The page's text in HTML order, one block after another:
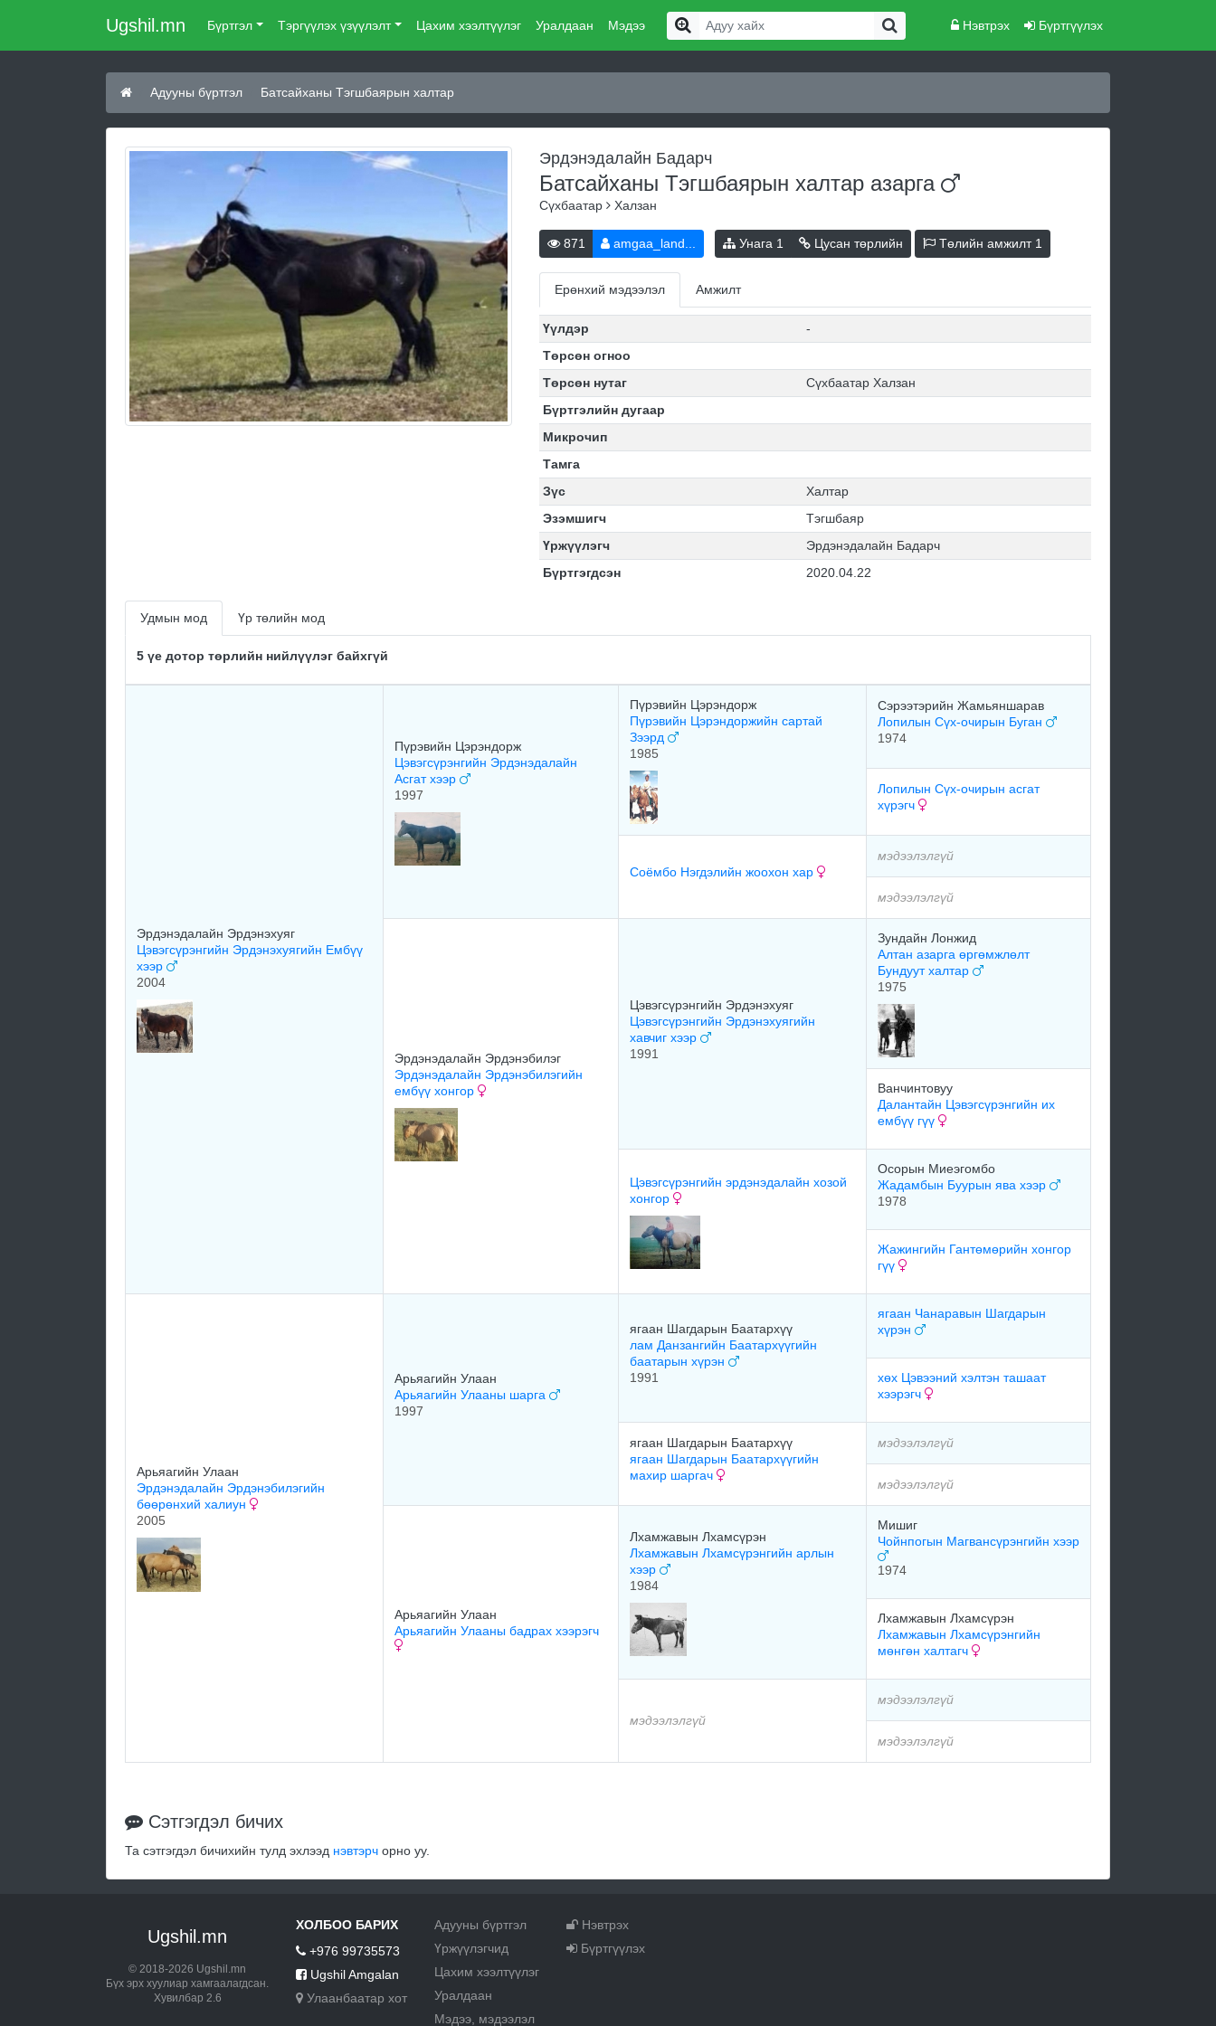
Ugshil.mn Бүртгэл Тэргүүлэх үзүүлэлт Цахим хээлтүүлэг Уралдаан Мэдээ Нэвтрэх Бүртгүүлэх
Адууны бүртгэл Батсайханы Тэгшбаярын халтар
Эрдэнэдалайн Бадарч
Батсайханы Тэгшбаярын халтар азарга
Сүхбаатар Халзан
871 amgaa_land... Унага 1 Цусан төрлийн Төлийн амжилт 1
Ерөнхий мэдээлэл Амжилт
Үүлдэр
-
Төрсөн огноо
Төрсөн нутаг
Сүхбаатар Халзан
Бүртгэлийн дугаар
Микрочип
Тамга
Зүс
Халтар
Эзэмшигч
Тэгшбаяр
Үржүүлэгч
Эрдэнэдалайн Бадарч
Бүртгэгдсэн
2020.04.22
Удмын мод Үр төлийн мод
5 үе дотор төрлийн нийлүүлэг байхгүй
Эрдэнэдалайн Эрдэнэхуяг
Цэвэгсүрэнгийн Эрдэнэхуягийн Ембүү
хээр
2004
Пүрэвийн Цэрэндорж
Цэвэгсүрэнгийн Эрдэнэдалайн
Асгат хээр
1997
Пүрэвийн Цэрэндорж
Пүрэвийн Цэрэндоржийн сартай
Зээрд
1985
Сэрээтэрийн Жамьяншарав
Лопилын Сүх-очирын Буган
1974
Лопилын Сүх-очирын асгат
хүрэгч
Соёмбо Нэгдэлийн жоохон хар
мэдээлэлгүй
мэдээлэлгүй
Эрдэнэдалайн Эрдэнэбилэг
Эрдэнэдалайн Эрдэнэбилэгийн
ембүү хонгор
Цэвэгсүрэнгийн Эрдэнэхуяг
Цэвэгсүрэнгийн Эрдэнэхуягийн
хавчиг хээр
1991
Зундайн Лонжид
Алтан азарга өргөмжлөлт
Бундуут халтар
1975
Ванчинтовуу
Далантайн Цэвэгсүрэнгийн их
ембүү гүү
Цэвэгсүрэнгийн эрдэнэдалайн хозой
хонгор
Осорын Миеэгомбо
Жадамбын Буурын ява хээр
1978
Жажингийн Гантөмөрийн хонгор
гүү
Арьяагийн Улаан
Эрдэнэдалайн Эрдэнэбилэгийн
бөөрөнхий халиун
2005
Арьяагийн Улаан
Арьяагийн Улааны шарга
1997
ягаан Шагдарын Баатархүү
лам Данзангийн Баатархүүгийн
баатарын хүрэн
1991
ягаан Чанаравын Шагдарын
хүрэн
хөх Цэвээний хэлтэн ташаат
хээрэгч
ягаан Шагдарын Баатархүү
ягаан Шагдарын Баатархүүгийн
махир шаргач
мэдээлэлгүй
мэдээлэлгүй
Арьяагийн Улаан
Арьяагийн Улааны бадрах хээрэгч
Лхамжавын Лхамсүрэн
Лхамжавын Лхамсүрэнгийн арлын
хээр
1984
Мишиг
Чойнпогын Магвансүрэнгийн хээр
1974
Лхамжавын Лхамсүрэн
Лхамжавын Лхамсүрэнгийн
мөнгөн халтагч
мэдээлэлгүй
мэдээлэлгүй
мэдээлэлгүй
Сэтгэгдэл бичих
Та сэтгэгдэл бичихийн тулд эхлээд нэвтэрч орно уу.
Ugshil.mn
© 2018-2026 Ugshil.mn
Бүх эрх хуулиар хамгаалагдсан.
Хувилбар 2.6
ХОЛБОО БАРИХ
+976 99735573
Ugshil Amgalan
Улаанбаатар хот
Адууны бүртгэл
Үржүүлэгчид
Цахим хээлтүүлэг
Уралдаан
Мэдээ, мэдээлэл
Нэвтрэх
Бүртгүүлэх